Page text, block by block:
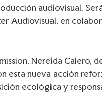
audiovisual.
Audiovisual, en
Nereida Calero,
esta nueva acción
ecológica y